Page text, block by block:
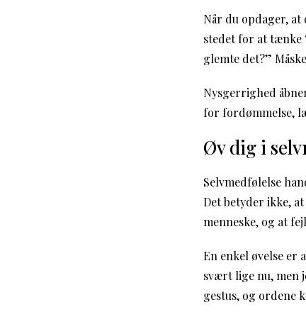
Når du opdager,
stedet for at tænke
glemte det?”
Nysgerrighed
for fordømmelse,
Øv dig i
Selvmedfølelse
Det betyder ikke,
menneske, og at
En enkel øvelse er
svært lige nu, men
gestus, og ordene